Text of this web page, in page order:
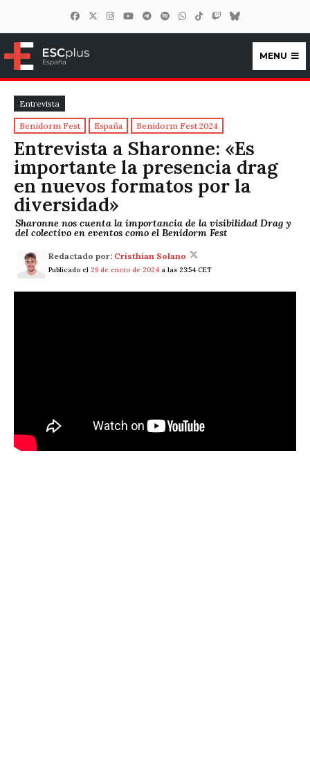
ESCplus España
MENU
Entrevista
Benidorm Fest España Benidorm Fest 2024
Entrevista a Sharonne: «Es
importante la presencia drag
en nuevos formatos por la
diversidad»
Sharonne nos cuenta la importancia de la visibilidad Drag y
del colectivo en eventos como el Benidorm Fest
Redactado por: Cristhian Solano
Publicado el 29 de enero de 2024 a las 23:54 CET